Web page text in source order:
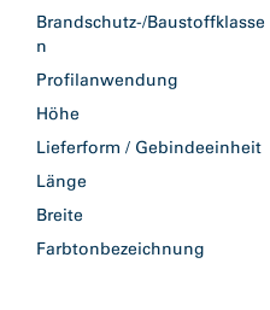
Brandschutz-/Baustoffklasse
n
Profilanwendung
Höhe
Lieferform / Gebindeeinheit
Länge
Breite
Farbtonbezeichnung